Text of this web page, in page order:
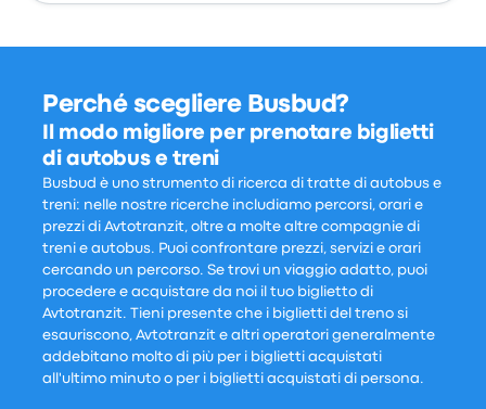
Perché scegliere Busbud?
Il modo migliore per prenotare biglietti
di autobus e treni
Busbud è uno strumento di ricerca di tratte di autobus e
treni: nelle nostre ricerche includiamo percorsi, orari e
prezzi di Avtotranzit, oltre a molte altre compagnie di
treni e autobus. Puoi confrontare prezzi, servizi e orari
cercando un percorso. Se trovi un viaggio adatto, puoi
procedere e acquistare da noi il tuo biglietto di
Avtotranzit. Tieni presente che i biglietti del treno si
esauriscono, Avtotranzit e altri operatori generalmente
addebitano molto di più per i biglietti acquistati
all'ultimo minuto o per i biglietti acquistati di persona.